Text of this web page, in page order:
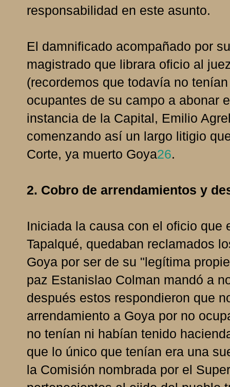
responsabilidad en este asunto.
El damnificado acompañado por
magistrado que librara oficio al
(recordemos que todavía no
ocupantes de su campo a abonar
instancia de la Capital, Emilio
comenzando así un largo litigio
Corte, ya muerto Goya26.
2. Cobro de arrendamientos y
Iniciada la causa con el oficio que
Tapalqué, quedaban reclamados
Goya por ser de su "legítima
paz Estanislao Colman mandó a
después estos respondieron que
arrendamiento a Goya por no
no tenían ni habían tenido
que lo único que tenían era una
la Comisión nombrada por el